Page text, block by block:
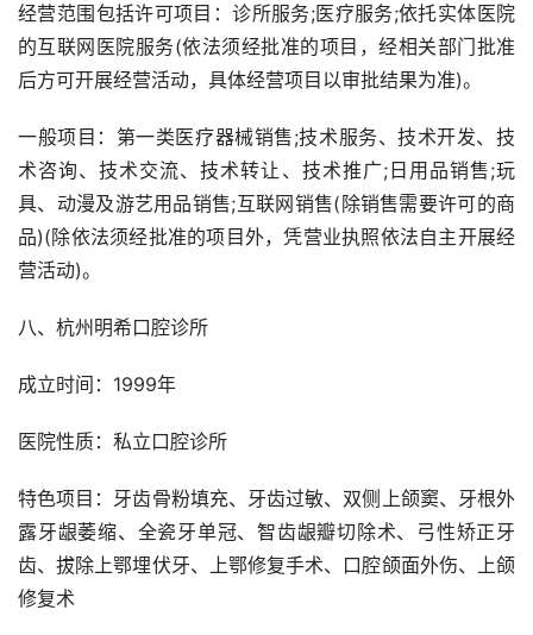
经营范围包括许可项目：诊所服务;医疗服务;依托实体医院
的互联网医院服务(依法须经批准的项目，经相关部门批准
后方可开展经营活动，具体经营项目以审批结果为准)。
一般项目：第一类医疗器械销售;技术服务、技术开发、技
术咨询、技术交流、技术转让、技术推广;日用品销售;玩
具、动漫及游艺用品销售;互联网销售(除销售需要许可的商
品)(除依法须经批准的项目外，凭营业执照依法自主开展经
营活动)。
八、杭州明希口腔诊所
成立时间：1999年
医院性质：私立口腔诊所
特色项目：牙齿骨粉填充、牙齿过敏、双侧上颌窦、牙根外
露牙龈萎缩、全瓷牙单冠、智齿龈瓣切除术、弓性矫正牙
齿、拔除上鄂埋伏牙、上鄂修复手术、口腔颌面外伤、上颌
修复术